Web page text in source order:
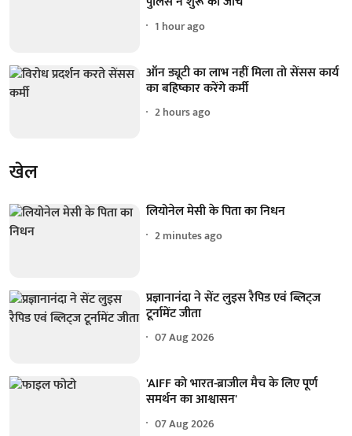
1 hour ago
ऑन ड्यूटी का लाभ नहीं मिला तो सेंसस कार्य
का बहिष्कार करेंगे कर्मी
2 hours ago
खेल
लियोनेल मेसी के पिता का निधन
2 minutes ago
प्रज्ञानानंदा ने सेंट लुइस रैपिड एवं ब्लिट्ज
टूर्नामेंट जीता
07 Aug 2026
'AIFF को भारत-ब्राजील मैच के लिए पूर्ण
समर्थन का आश्वासन'
07 Aug 2026